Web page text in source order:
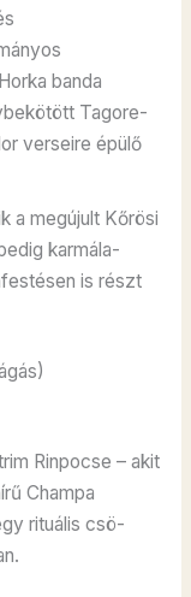
banda
Tagore-
verseire épülő
a megújult Kőrösi
karmála-
is részt
Rinpocse – akit
Champa
rituális csö-